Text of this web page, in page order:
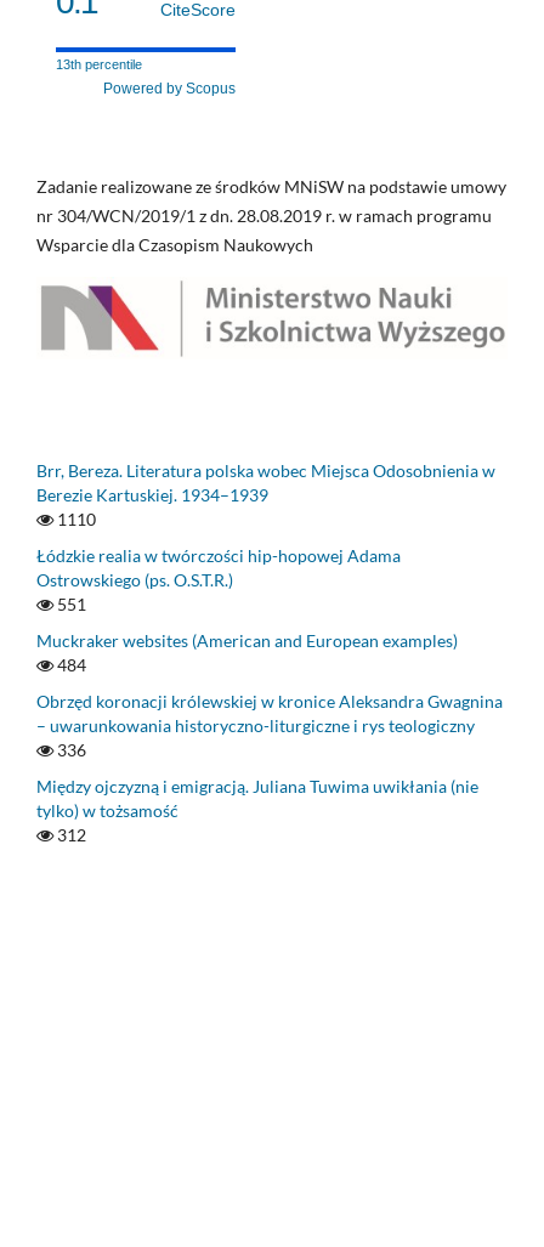
CiteScore
13th percentile
Powered by Scopus
Zadanie realizowane ze środków MNiSW na podstawie umowy
nr 304/WCN/2019/1 z dn. 28.08.2019 r. w ramach programu
Wsparcie dla Czasopism Naukowych
Brr, Bereza. Literatura polska wobec Miejsca Odosobnienia w
Berezie Kartuskiej. 1934–1939
1110
Łódzkie realia w twórczości hip-hopowej Adama
Ostrowskiego (ps. O.S.T.R.)
551
Muckraker websites (American and European examples)
484
Obrzęd koronacji królewskiej w kronice Aleksandra Gwagnina
– uwarunkowania historyczno-liturgiczne i rys teologiczny
336
Między ojczyzną i emigracją. Juliana Tuwima uwikłania (nie
tylko) w tożsamość
312